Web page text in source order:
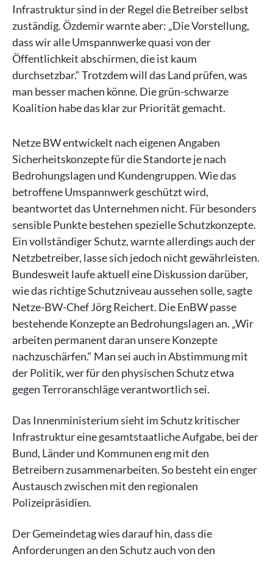
Infrastruktur sind in der Regel die Betreiber selbst
zuständig. Özdemir warnte aber: „Die Vorstellung,
dass wir alle Umspannwerke quasi von der
Öffentlichkeit abschirmen, die ist kaum
durchsetzbar.“ Trotzdem will das Land prüfen, was
man besser machen könne. Die grün-schwarze
Koalition habe das klar zur Priorität gemacht.
Netze BW entwickelt nach eigenen Angaben
Sicherheitskonzepte für die Standorte je nach
Bedrohungslagen und Kundengruppen. Wie das
betroffene Umspannwerk geschützt wird,
beantwortet das Unternehmen nicht. Für besonders
sensible Punkte bestehen spezielle Schutzkonzepte.
Ein vollständiger Schutz, warnte allerdings auch der
Netzbetreiber, lasse sich jedoch nicht gewährleisten.
Bundesweit laufe aktuell eine Diskussion darüber,
wie das richtige Schutzniveau aussehen solle, sagte
Netze-BW-Chef Jörg Reichert. Die EnBW passe
bestehende Konzepte an Bedrohungslagen an. „Wir
arbeiten permanent daran unsere Konzepte
nachzuschärfen.“ Man sei auch in Abstimmung mit
der Politik, wer für den physischen Schutz etwa
gegen Terroranschläge verantwortlich sei.
Das Innenministerium sieht im Schutz kritischer
Infrastruktur eine gesamtstaatliche Aufgabe, bei der
Bund, Länder und Kommunen eng mit den
Betreibern zusammenarbeiten. So besteht ein enger
Austausch zwischen mit den regionalen
Polizeipräsidien.
Der Gemeindetag wies darauf hin, dass die
Anforderungen an den Schutz auch von den